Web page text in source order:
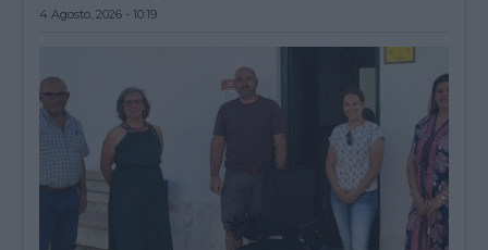
4 Agosto, 2026 - 10:19